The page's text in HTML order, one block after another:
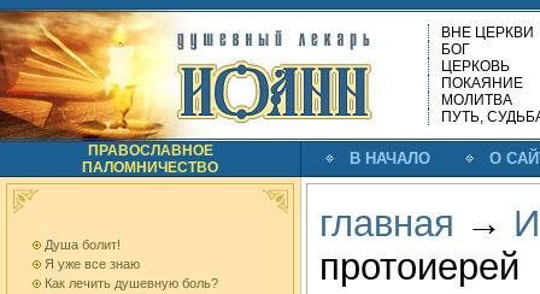
ВНЕ ЦЕРКВИ
БОГ
ЦЕРКОВЬ
ПОКАЯНИЕ
МОЛИТВА
ПУТЬ,
ПРАВОСЛАВНОЕ
ПАЛОМНИЧЕСТВО
В НАЧАЛО О
Душа болит!
Я уже все знаю
Как лечить душевную боль?
главная →
протоиерей